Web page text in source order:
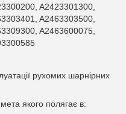
A2423301300,
A2463303500,
A2463600075,
рухомих шарнірних
якого полягає в: